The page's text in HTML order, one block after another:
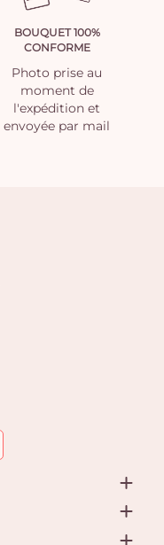
BOUQUET 100%
CONFORME
Photo prise au
moment de
l'expédition et
envoyée par mail